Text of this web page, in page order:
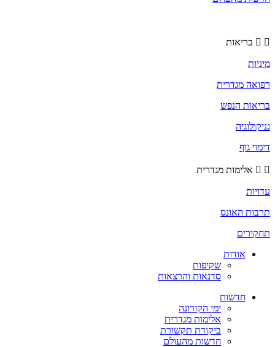
בריאות
מיניות
רפואה מגדרית
בריאות הנפש
גניקולוגיה
דימוי גוף
אלימות מגדרית
עדויות
תרבות האונס
תחקירים
אודות
שקיפות
סדנאות והרצאות
חדשות
ימי הקורונה
אלימות מגדרית
ביקורת תקשורת
חדשות מהעולם